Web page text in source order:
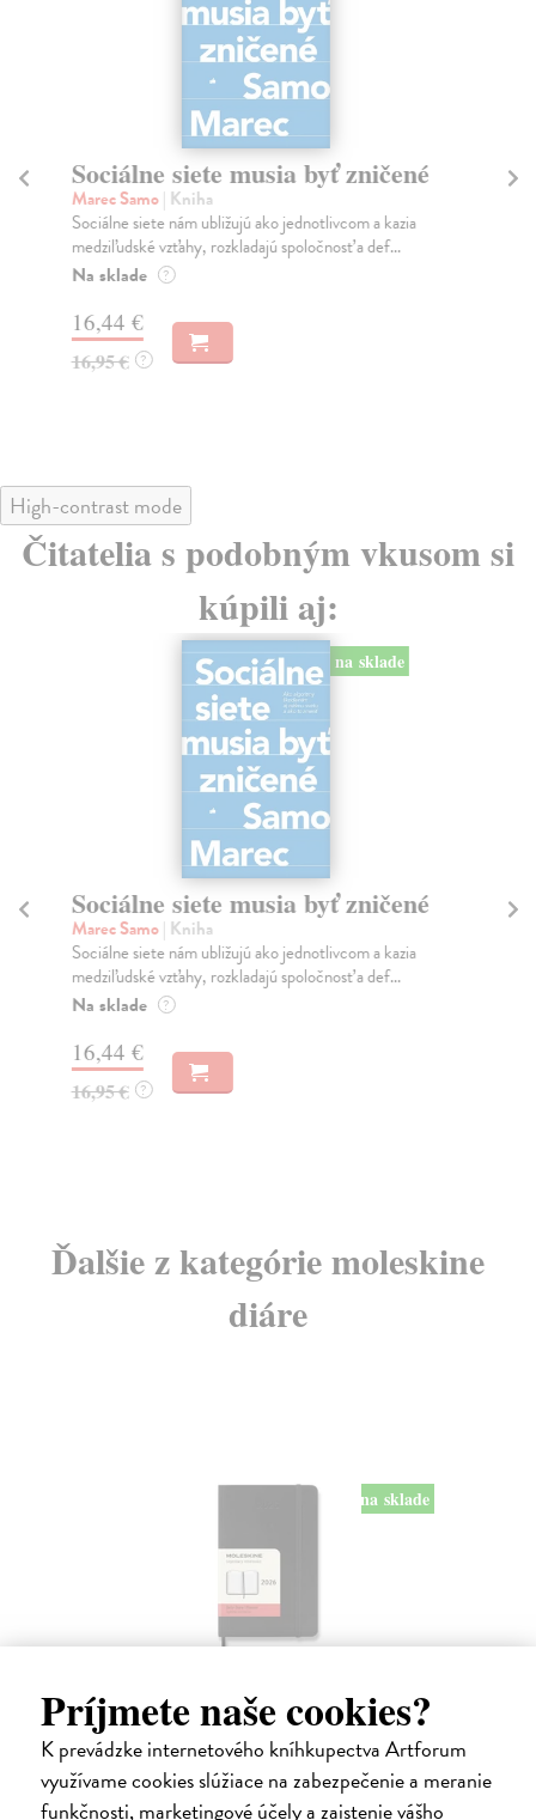
Príjmete naše cookies?
K prevádzke internetového kníhkupectva Artforum
využívame cookies slúžiace na zabezpečenie a meranie
funkčnosti, marketingové účely a zaistenie vášho
Sociálne siete musia byť zničené
Marec Samo| Kniha
Sociálne siete nám ubližujú ako jednotlivcom a kazia
medziľudské vzťahy, rozkladajú spoločnosť a def...
Na sklade ?
16,44 €
16,95 € ?
High-contrast mode
Čitatelia s podobným vkusom si
kúpili aj:
na sklade
Sociálne siete musia byť zničené
Marec Samo| Kniha
Sociálne siete nám ubližujú ako jednotlivcom a kazia
medziľudské vzťahy, rozkladajú spoločnosť a def...
Na sklade ?
16,44 €
16,95 € ?
Ďalšie z kategórie moleskine
diáre
na sklade
denný, čierny
9 x 14 cm | Zápisník Moleskine
Denný diár vreckové veľkosti na rok 2026. Na každý deň stránka pre
poznámky a schôdzky.
?